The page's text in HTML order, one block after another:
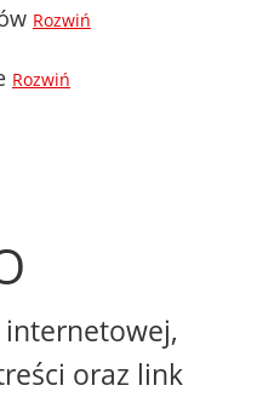
Rozwiń
Rozwiń
oraz link